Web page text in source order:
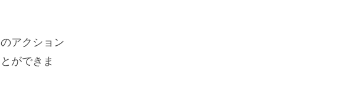
アクション
ができま